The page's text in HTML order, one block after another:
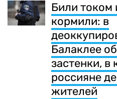
Били током
кормили: в
Балаклее
застенки, в
россияне
жителей